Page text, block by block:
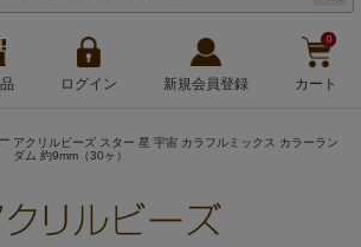
ログイン 新規会員登録
0
カート
アクリルビーズ スター 星 宇宙 カラフルミックス カラーラン
ダム 約9mm（30ヶ）